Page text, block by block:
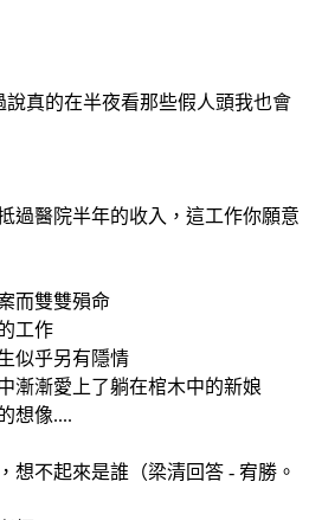
說真的在半夜看那些假人頭我也會
過醫院半年的收入，這工作你願意
而雙雙殞命
工作
似乎另有隱情
漸漸愛上了躺在棺木中的新娘
想像....
想不起來是誰（梁清回答 - 宥勝。